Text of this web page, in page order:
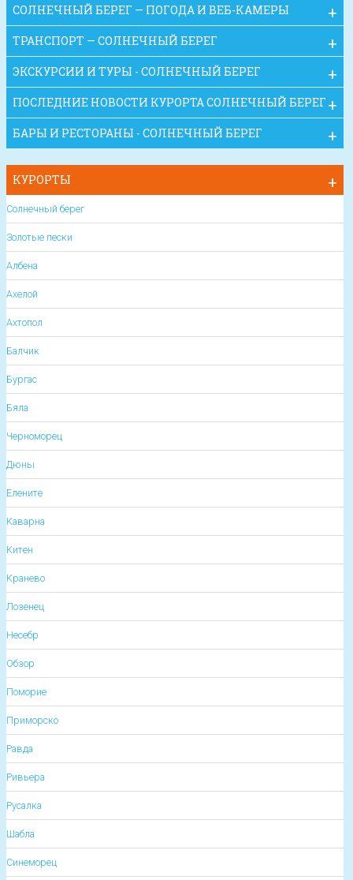
СОЛНЕЧНЫЙ БЕРЕГ — ПОГОДА И ВЕБ-КАМЕРЫ
ТРАНСПОРТ — СОЛНЕЧНЫЙ БЕРЕГ
ЭКСКУРСИИ И ТУРЫ - СОЛНЕЧНЫЙ БЕРЕГ
ПОСЛЕДНИЕ НОВОСТИ КУРОРТА СОЛНЕЧНЫЙ БЕРЕГ
БАРЫ И РЕСТОРАНЫ - СОЛНЕЧНЫЙ БЕРЕГ
КУРОРТЫ
Солнечный берег
Золотые пески
Албена
Ахелой
Ахтопол
Балчик
Бургас
Бяла
Черноморец
Дюны
Елените
Каварна
Китен
Кранево
Лозенец
Несебр
Обзор
Поморие
Приморско
Равда
Ривьера
Русалка
Шабла
Синеморец